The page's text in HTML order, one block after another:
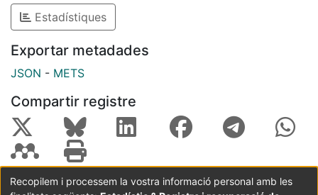
Estadístiques
Exportar metadades
JSON - METS
Compartir registre
Recopilem i processem la vostra informació personal amb les